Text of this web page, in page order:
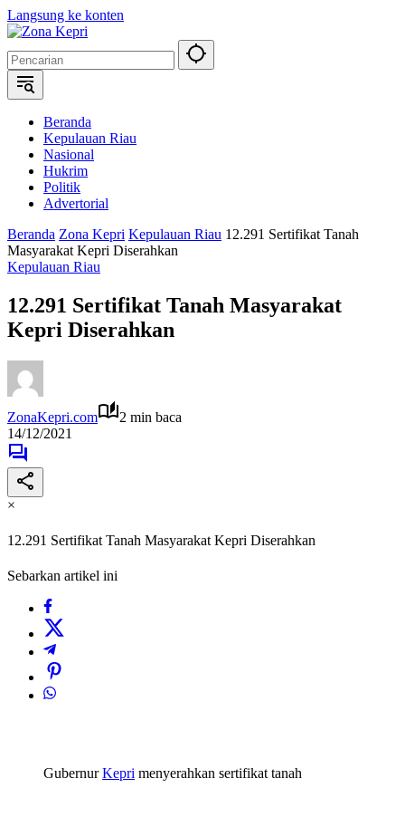
Langsung ke konten
Beranda
Kepulauan Riau
Nasional
Hukrim
Politik
Advertorial
Beranda Zona Kepri Kepulauan Riau 12.291 Sertifikat Tanah
Masyarakat Kepri Diserahkan
Kepulauan Riau
12.291 Sertifikat Tanah Masyarakat
Kepri Diserahkan
ZonaKepri.com
2 min baca
14/12/2021
×
12.291 Sertifikat Tanah Masyarakat Kepri Diserahkan
Sebarkan artikel ini
GubernurKepri menyerahkan sertifikat tanah